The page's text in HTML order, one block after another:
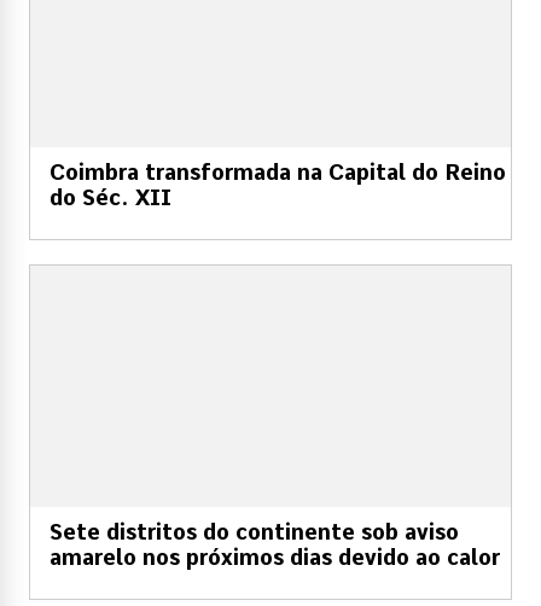
Coimbra transformada na Capital do Reino
do Séc. XII
Sete distritos do continente sob aviso
amarelo nos próximos dias devido ao calor